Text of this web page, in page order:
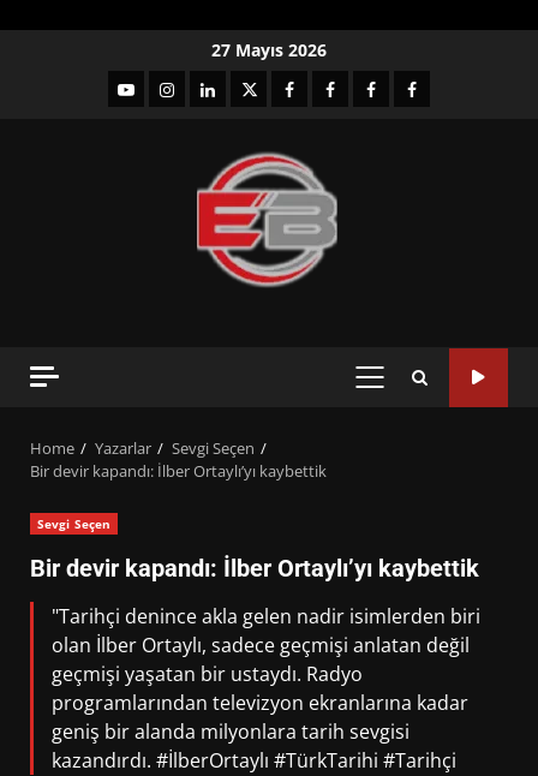
27 Mayıs 2026
YouTubeInstagram
LinkedIntwitterfacebook-Facebook-
Facebook-Facebook-
PRIMARY
Home Yazarlar
Sevgi Seçen
Bir devir kapandı: İlber Ortaylı’yı kaybettik
Sevgi Seçen
Bir devir kapandı: İlber Ortaylı’yı kaybettik
"Tarihçi denince akla gelen nadir isimlerden biri
olan İlber Ortaylı, sadece geçmişi anlatan değil
geçmişi yaşatan bir ustaydı. Radyo
programlarından televizyon ekranlarına kadar
geniş bir alanda milyonlara tarih sevgisi
kazandırdı. #İlberOrtaylı #TürkTarihi #Tarihçi